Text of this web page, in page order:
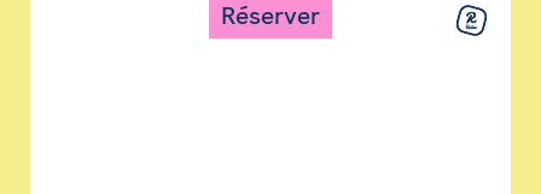
Réserver